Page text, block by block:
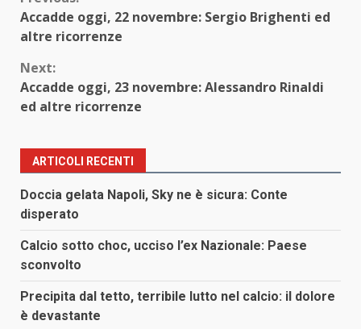
Reading
Accadde oggi, 22 novembre: Sergio Brighenti ed
altre ricorrenze
Next:
Accadde oggi, 23 novembre: Alessandro Rinaldi
ed altre ricorrenze
ARTICOLI RECENTI
Doccia gelata Napoli, Sky ne è sicura: Conte
disperato
Calcio sotto choc, ucciso l’ex Nazionale: Paese
sconvolto
Precipita dal tetto, terribile lutto nel calcio: il dolore
è devastante